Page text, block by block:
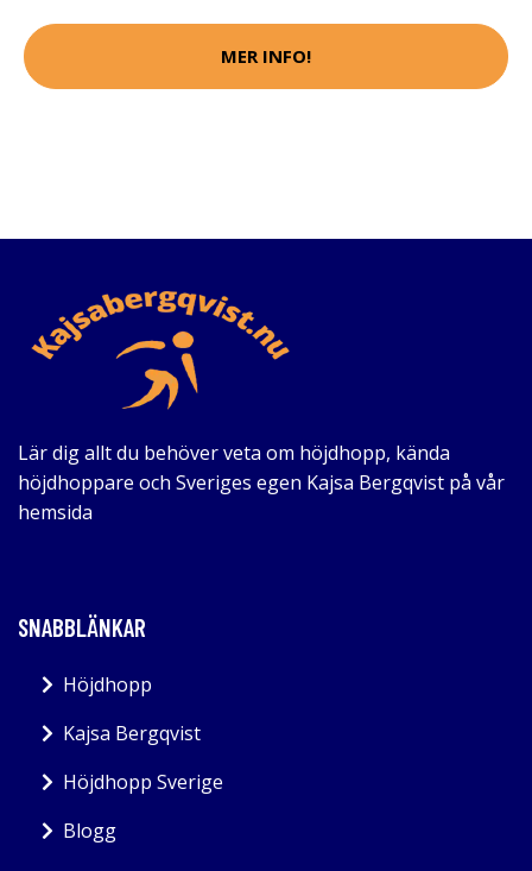
MER INFO!
Lär dig allt du behöver veta om höjdhopp, kända
höjdhoppare och Sveriges egen Kajsa Bergqvist på vår
hemsida
SNABBLÄNKAR
Höjdhopp
Kajsa Bergqvist
Höjdhopp Sverige
Blogg